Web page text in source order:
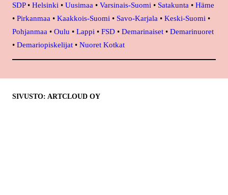
SDP• Helsinki • Uusimaa • Varsinais-Suomi • Satakunta • Häme
• Pirkanmaa • Kaakkois-Suomi • Savo-Karjala • Keski-Suomi •
Pohjanmaa • Oulu • Lappi • FSD • Demarinaiset • Demarinuoret
• Demariopiskelijat • Nuoret Kotkat
SIVUSTO: ARTCLOUD OY